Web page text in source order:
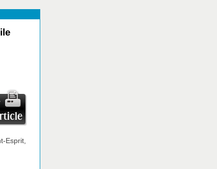
Esprit,